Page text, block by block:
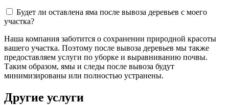
Будет ли оставлена яма после вывоза деревьев с моего
участка?
Наша компания заботится о сохранении природной красоты
вашего участка. Поэтому после вывоза деревьев мы также
предоставляем услуги по уборке и выравниванию почвы.
Таким образом, ямы и следы после вывоза будут
минимизированы или полностью устранены.
Другие услуги